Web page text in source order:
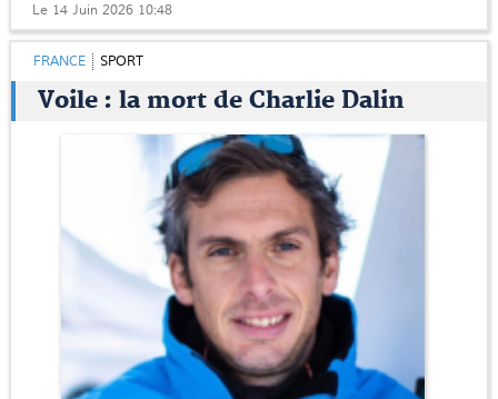
Le 14 Juin 2026 10:48
FRANCE SPORT
Voile : la mort de Charlie Dalin